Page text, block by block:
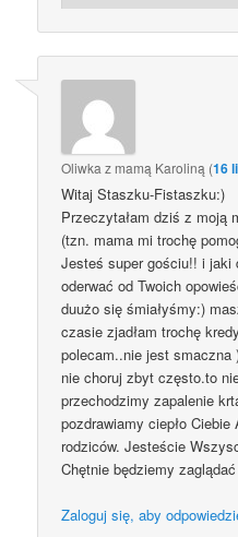
Oliwka z mamą Karoliną (16
Witaj Staszku-Fistaszku:)
Przeczytałam dziś z moją
(tzn. mama mi trochę
Jesteś super gościu!! i jaki
oderwać od Twoich
duużo się śmiałyśmy:)
czasie zjadłam trochę
polecam..nie jest
nie choruj zbyt często.to
przechodzimy zapalenie
pozdrawiamy ciepło
rodziców. Jesteście
Chętnie będziemy
Zaloguj się, aby